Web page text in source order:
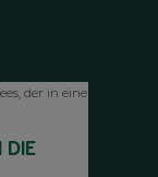
DIE